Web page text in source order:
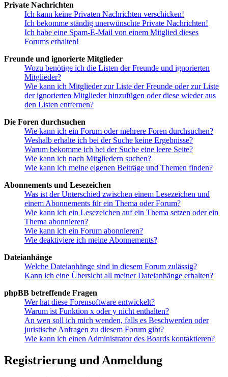
Private Nachrichten
Ich kann keine Privaten Nachrichten verschicken!
Ich bekomme ständig unerwünschte Private Nachrichten!
Ich habe eine Spam-E-Mail von einem Mitglied dieses
Forums erhalten!
Freunde und ignorierte Mitglieder
Wozu benötige ich die Listen der Freunde und ignorierten
Mitglieder?
Wie kann ich Mitglieder zur Liste der Freunde oder zur Liste
der ignorierten Mitglieder hinzufügen oder diese wieder aus
den Listen entfernen?
Die Foren durchsuchen
Wie kann ich ein Forum oder mehrere Foren durchsuchen?
Weshalb erhalte ich bei der Suche keine Ergebnisse?
Warum bekomme ich bei der Suche eine leere Seite?
Wie kann ich nach Mitgliedern suchen?
Wie kann ich meine eigenen Beiträge und Themen finden?
Abonnements und Lesezeichen
Was ist der Unterschied zwischen einem Lesezeichen und
einem Abonnements für ein Thema oder Forum?
Wie kann ich ein Lesezeichen auf ein Thema setzen oder ein
Thema abonnieren?
Wie kann ich ein Forum abonnieren?
Wie deaktiviere ich meine Abonnements?
Dateianhänge
Welche Dateianhänge sind in diesem Forum zulässig?
Kann ich eine Übersicht all meiner Dateianhänge erhalten?
phpBB betreffende Fragen
Wer hat diese Forensoftware entwickelt?
Warum ist Funktion x oder y nicht enthalten?
An wen soll ich mich wenden, falls es Beschwerden oder
juristische Anfragen zu diesem Forum gibt?
Wie kann ich einen Administrator des Boards kontaktieren?
Registrierung und Anmeldung